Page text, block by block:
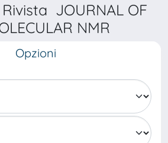
JOURNAL OF
NMR
Opzioni